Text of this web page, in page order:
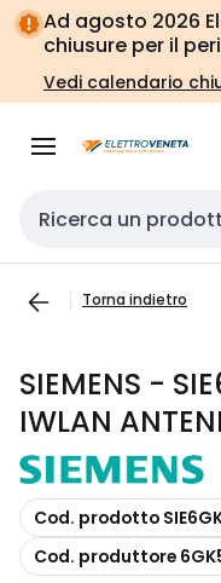
Vai alla
navigazione
Vai
alla
pagina
Ad agosto 2026
chiusure per il
Vedi calendario
Cerca input
Torna indietro
SIEMENS -
IWLAN
copia
Cod. prodotto
copia
Cod. produttore